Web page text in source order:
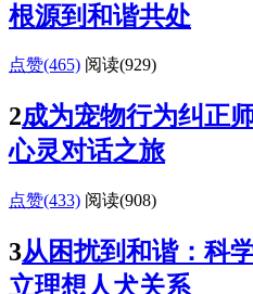
根源到和谐共处
点赞(465) 阅读(929)
2成为宠物行为纠正
心灵对话之旅
点赞(433) 阅读(908)
3从困扰到和谐：科
立理想人犬关系